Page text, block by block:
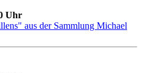
Uhr
aus der Sammlung Michael